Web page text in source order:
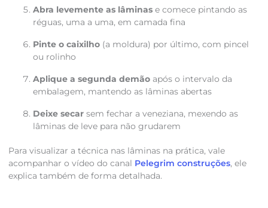
Abra levemente as lâminase comece pintando as
réguas, uma a uma, em camada fina
Pinte o caixilho(a moldura) por último, com pincel
ou rolinho
Aplique a segunda demãoapós o intervalo da
embalagem, mantendo as lâminas abertas
Deixe secarsem fechar a veneziana, mexendo as
lâminas de leve para não grudarem
Para visualizar a técnica nas lâminas na prática, vale
acompanhar o vídeo do canal Pelegrim construções, ele
explica também de forma detalhada.